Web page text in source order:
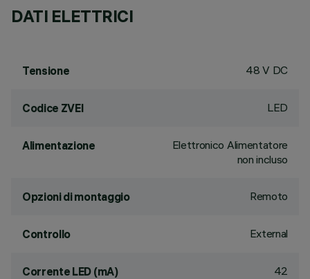
DATI ELETTRICI
Tensione 48 V DC
Codice ZVEI LED
Alimentazione
Elettronico Alimentatore
non incluso
Opzioni di montaggio Remoto
Controllo External
Corrente LED (mA) 42